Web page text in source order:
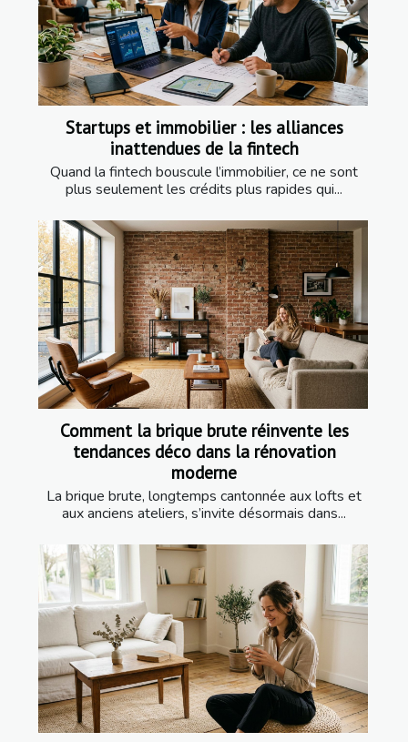
Startups et immobilier : les alliances
inattendues de la fintech
Quand la fintech bouscule l’immobilier, ce ne sont
plus seulement les crédits plus rapides qui...
Comment la brique brute réinvente les
tendances déco dans la rénovation
moderne
La brique brute, longtemps cantonnée aux lofts et
aux anciens ateliers, s’invite désormais dans...